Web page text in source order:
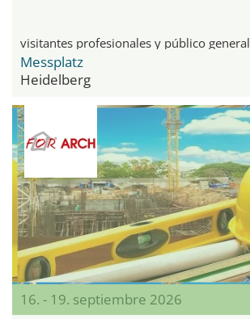
visitantes profesionales y público general
Messplatz
Heidelberg
16. - 19. septiembre 2026